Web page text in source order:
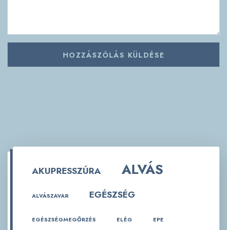
AKUPRESSZÚRA ALVÁS
ALVÁSZAVAR EGÉSZSÉG
EGÉSZSÉGMEGŐRZÉS ELÉG EPE